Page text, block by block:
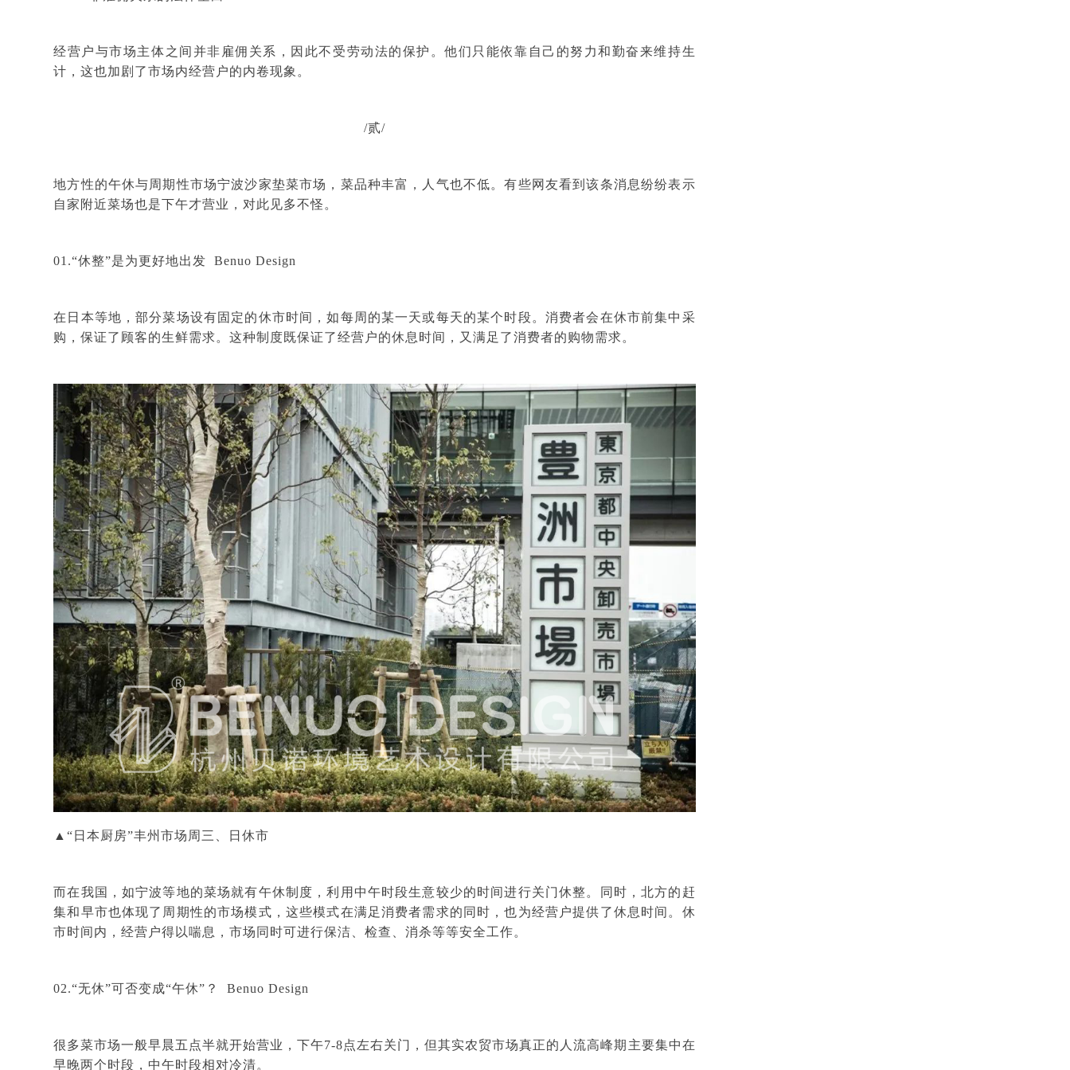
经营户与市场主体之间并非雇佣关系，因此不受劳动法的保护。他们只能依靠自己的努力和勤奋来维持生
计，这也加剧了市场内经营户的内卷现象。
/贰/
地方性的午休与周期性市场宁波沙家垫菜市场，菜品种丰富，人气也不低。有些网友看到该条消息纷纷表示
自家附近菜场也是下午才营业，对此见多不怪。
01.“休整”是为更好地出发 Benuo Design
在日本等地，部分菜场设有固定的休市时间，如每周的某一天或每天的某个时段。消费者会在休市前集中采
购，保证了顾客的生鲜需求。这种制度既保证了经营户的休息时间，又满足了消费者的购物需求。
▲“日本厨房”丰州市场周三、日休市
而在我国，如宁波等地的菜场就有午休制度，利用中午时段生意较少的时间进行关门休整。同时，北方的赶
集和早市也体现了周期性的市场模式，这些模式在满足消费者需求的同时，也为经营户提供了休息时间。休
市时间内，经营户得以喘息，市场同时可进行保洁、检查、消杀等等安全工作。
02.“无休”可否变成“午休”？ Benuo Design
很多菜市场一般早晨五点半就开始营业，下午7-8点左右关门，但其实农贸市场真正的人流高峰期主要集中在
早晚两个时段，中午时段相对冷清。